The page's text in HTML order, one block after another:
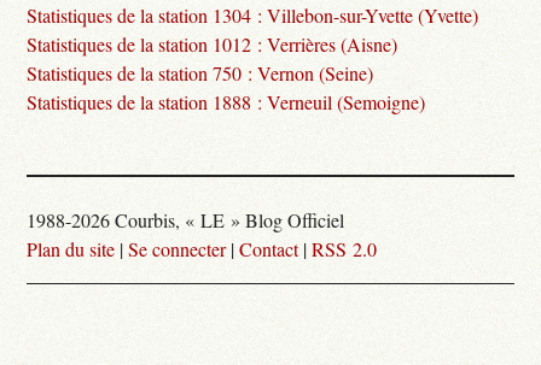
Statistiques de la station 1304 : Villebon-sur-Yvette (Yvette)
Statistiques de la station 1012 : Verrières (Aisne)
Statistiques de la station 750 : Vernon (Seine)
Statistiques de la station 1888 : Verneuil (Semoigne)
1988-2026 Courbis, « LE » Blog Officiel
Plan du site |Se connecter|Contact|RSS 2.0